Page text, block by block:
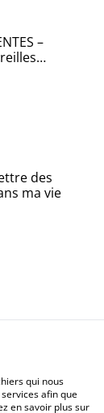
–
des
ma vie
cookies
qui nous
afin que
en savoir plus sur